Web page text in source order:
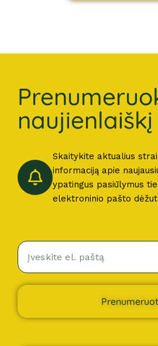
naujienlaiškį
Skaitykite aktualius
informaciją apie
ypatingus pasiūlymus
elektroninio pašto